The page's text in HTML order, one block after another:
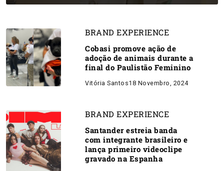
BRAND EXPERIENCE
Cobasi promove ação de
adoção de animais durante a
final do Paulistão Feminino
Vitória Santos18 Novembro, 2024
BRAND EXPERIENCE
Santander estreia banda
com integrante brasileiro e
lança primeiro videoclipe
gravado na Espanha